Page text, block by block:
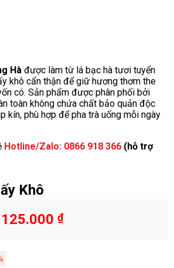
Hà được làm từ lá bạc hà tươi tuyển
khô cẩn thận để giữ hương thơm the
có. Sản phẩm được phân phối bởi
toàn không chứa chất bảo quản độc
kín, phù hợp để pha trà uống mỗi ngày
Hotline/Zalo: 0866 918 366 (hỗ trợ
Khô
125.000 ₫